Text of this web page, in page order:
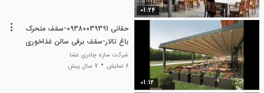
01:24
01:12
حقانی 09380039391-سقف متحرک
باغ تالار-سقف برقی سالن غذاخوری
شرکت سازه چادری غشا
6 نمایش
7 سال پیش